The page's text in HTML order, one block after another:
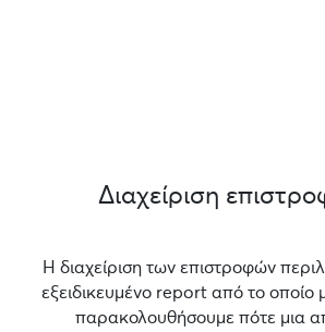
Διαχείριση
Η διαχείριση των επιστροφών
εξειδικευμένο report από το οποίο
παρακολουθήσουμε πότε μια